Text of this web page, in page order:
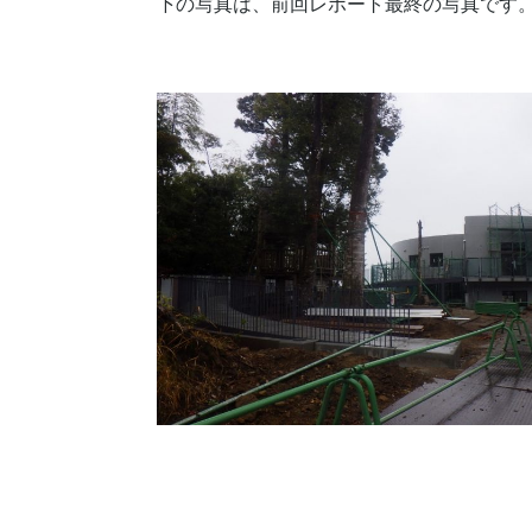
下の写真は、前回レポート最終の写真です